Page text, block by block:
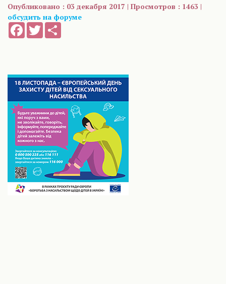
Опубликовано : 03 декабря 2017 | Просмотров : 1463 |
обсудить на форуме
FacebookTwitter